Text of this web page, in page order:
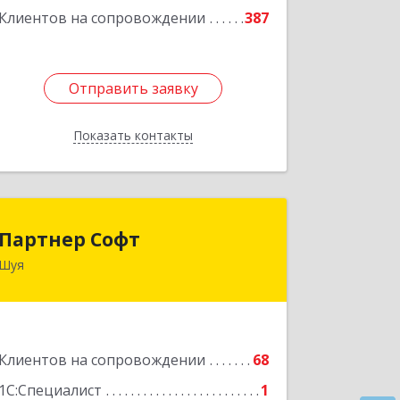
Клиентов на сопровождении 387
Отправить заявку
Показать контакты
Отправить заявку
Назад
Партнер Софт
Шуя
Клиентов на сопровождении
68
1С:Специалист
1
155900, Ивановская обл, Шуйский р-н,